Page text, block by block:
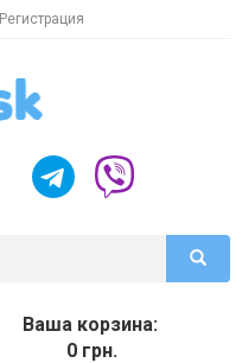
Регистрация
Ваша корзина:
0 грн.